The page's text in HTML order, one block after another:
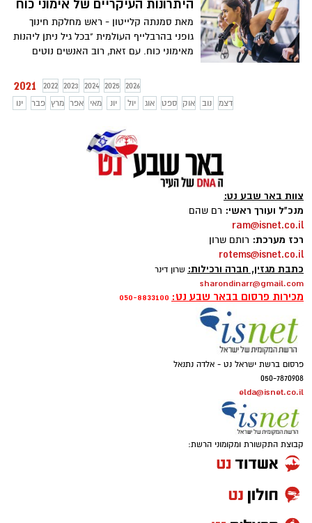
את הכללים לועדת הפנים והגנת הסביבה,
במטרה לאשר את הכללים עוד במהלך הכנסת
ה- 23.
היתרונות העיקריים של אימוני כוח
מאת סמנתה קלייטון - ראש מחלקת חינוך
גופני בהרבלייף העולמית "בכל גיל ניתן ליהנות
מאימוני כוח. עם זאת, רוב האנשים נוטים
כפעילות אירובית". אומרת סמנתה קלייטון -
ראש מחלקת חינוך גופני בהרבלייף העולמית.
לפי סקר שנערך בשנת 2018 בארה"ב, כ-53.3
בהמלצות לפעילות גופנית אירובית; כלומר,
יום. עם זאת, רק כ-23.2 אחוזים עמדו
בהמלצות לפעילות אירובית משולבת באימוני
2021 2022 2023 2024 2025
2026
ינו
פבר מרץ אפר מאי יונ יול אוג ספט אוק נוב דצמ
צוות באר שבע נט:
מנכ"ל ועורך ראשי: רם שהם
ram@isnet.co.il
רכז מערכת: רותם שרון
rotems@isnet.co.il
כתבת מגזין, חברה ורכילות: שרון דינר
sharondinarr@gmail.com
מכירות פרסום בבאר שבע נט: 050-8833100
פרסום ברשת ישראל נט - אלדה נתנאל
050-7870908
elda@isnet.co.il
קבוצת התקשורת ומקומוני הרשת: